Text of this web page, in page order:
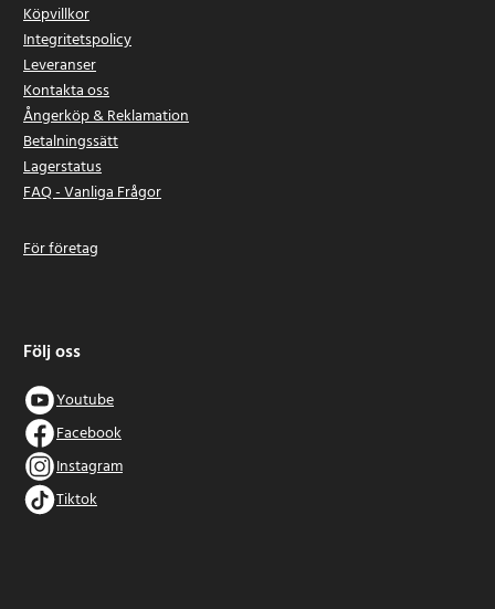
Köpvillkor
Integritetspolicy
Leveranser
Kontakta oss
Ångerköp & Reklamation
Betalningssätt
Lagerstatus
FAQ - Vanliga Frågor
För företag
Följ oss
Youtube
Facebook
Instagram
Tiktok